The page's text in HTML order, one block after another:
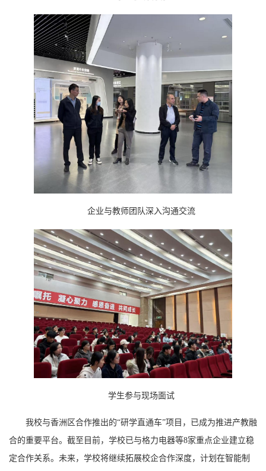
企业与教师团队深入沟通交流
学生参与现场面试
我校与香洲区合作推出的“研学直通车”项目，已成为推进产教融
合的重要平台。截至目前，学校已与格力电器等8家重点企业建立稳
定合作关系。未来，学校将继续拓展校企合作深度，计划在智能制